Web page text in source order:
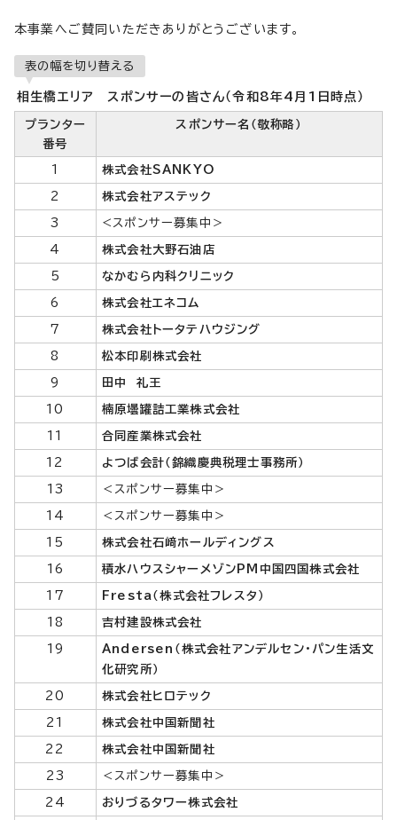
本事業へご賛同いただきありがとうございます。
表の幅を切り替える
相生橋エリア スポンサーの皆さん（令和8年4月1日時点）
プランター
番号
スポンサー名（敬称略）
1 株式会社SANKYO
2 株式会社アステック
3 <スポンサー募集中＞
4 株式会社大野石油店
5 なかむら内科クリニック
6 株式会社エネコム
7 株式会社トータテハウジング
8 松本印刷株式会社
9 田中 礼王
10 楠原壜罐詰工業株式会社
11 合同産業株式会社
12 よつば会計（錦織慶典税理士事務所）
13 ＜スポンサー募集中＞
14 ＜スポンサー募集中＞
15 株式会社石﨑ホールディングス
16 積水ハウスシャーメゾンPM中国四国株式会社
17 Fresta（株式会社フレスタ）
18 吉村建設株式会社
19
Andersen（株式会社アンデルセン・パン生活文
化研究所）
20 株式会社ヒロテック
21 株式会社中国新聞社
22 株式会社中国新聞社
23 ＜スポンサー募集中＞
24 おりづるタワー株式会社